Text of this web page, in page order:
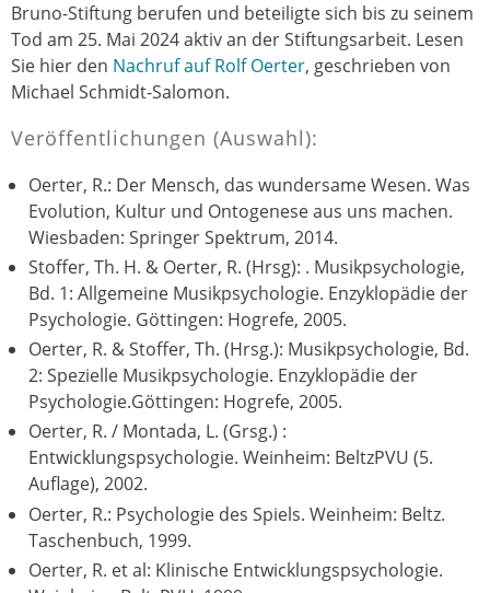
Bruno-Stiftung berufen und beteiligte sich bis zu seinem
Tod am 25. Mai 2024 aktiv an der Stiftungsarbeit. Lesen
Sie hier den Nachruf auf Rolf Oerter, geschrieben von
Michael Schmidt-Salomon.
Veröffentlichungen (Auswahl):
Oerter, R.: Der Mensch, das wundersame Wesen. Was
Evolution, Kultur und Ontogenese aus uns machen.
Wiesbaden: Springer Spektrum, 2014.
Stoffer, Th. H. & Oerter, R. (Hrsg): . Musikpsychologie,
Bd. 1: Allgemeine Musikpsychologie. Enzyklopädie der
Psychologie. Göttingen: Hogrefe, 2005.
Oerter, R. & Stoffer, Th. (Hrsg.): Musikpsychologie, Bd.
2: Spezielle Musikpsychologie. Enzyklopädie der
Psychologie.Göttingen: Hogrefe, 2005.
Oerter, R. / Montada, L. (Grsg.) :
Entwicklungspsychologie. Weinheim: BeltzPVU (5.
Auflage), 2002.
Oerter, R.: Psychologie des Spiels. Weinheim: Beltz.
Taschenbuch, 1999.
Oerter, R. et al: Klinische Entwicklungspsychologie.